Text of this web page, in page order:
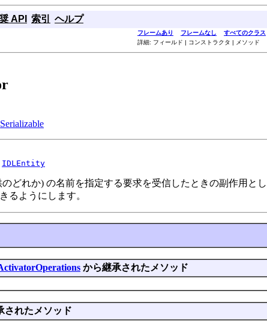
API 索引 ヘルプ
フレームあり フレームなし
すべてのクラス
詳細: フィールド | コンストラクタ | メソッド
Serializable
IDLEntity
どれか) の名前を指定する要求を受信したときの副作用と
るようにします。
から継承されたメソッド
されたメソッド